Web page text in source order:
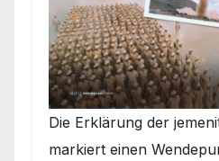
Die Erklärung der
markiert einen